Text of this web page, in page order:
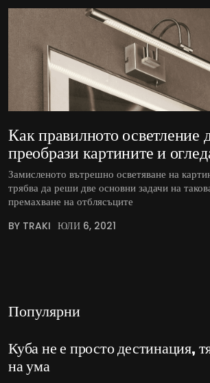
Как правилното осветление
преобрази картините и
Замисленото вътрешно осветяване на
трябва да реши две основни задачи на
премахване на отблясъците
BY TRAKI ЮЛИ 6, 2021
Популярни
Куба не е просто дестинация,
на ума